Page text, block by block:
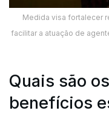
Medida visa fortalecer
facilitar a atuação de
Quais são
benefícios